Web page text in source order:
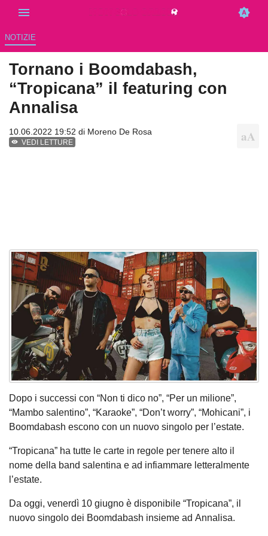
NOTIZIE
Tornano i Boomdabash,
“Tropicana” il featuring con
Annalisa
10.06.2022 19:52 di Moreno De Rosa
VEDI LETTURE
Dopo i successi con “Non ti dico no”, “Per un milione”,
“Mambo salentino”, “Karaoke”, “Don’t worry”, “Mohicani”, i
Boomdabash escono con un nuovo singolo per l’estate.
“Tropicana” ha tutte le carte in regole per tenere alto il
nome della band salentina e ad infiammare letteralmente
l’estate.
Da oggi, venerdì 10 giugno è disponibile “Tropicana”, il
nuovo singolo dei Boomdabash insieme ad Annalisa.